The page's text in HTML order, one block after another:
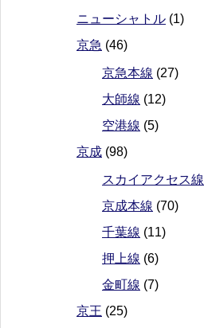
ニューシャトル (1)
京急 (46)
京急本線 (27)
大師線 (12)
空港線 (5)
京成 (98)
スカイアクセス線
京成本線 (70)
千葉線 (11)
押上線 (6)
金町線 (7)
京王 (25)